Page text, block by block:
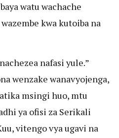
watu wachache
kwa kutoiba na
nafasi yule.”
wenzake wanavyojenga,
msingi huo, mtu
ya ofisi za Serikali
vitengo vya ugavi na